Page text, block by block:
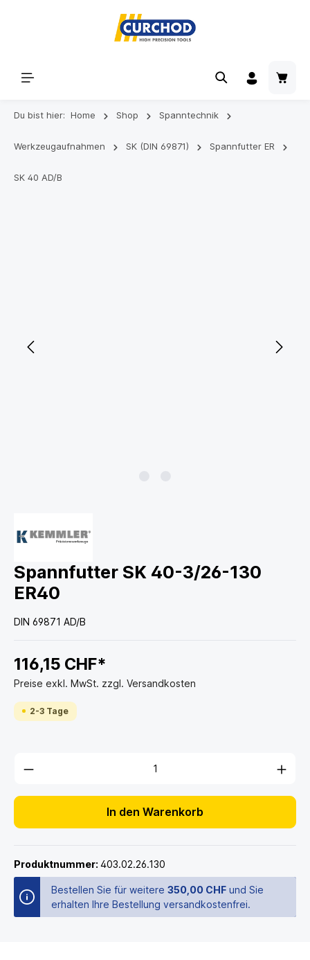
Du bist hier: Home Shop Spanntechnik
Werkzeugaufnahmen SK (DIN 69871) Spannfutter ER
SK 40 AD/B
Spannfutter SK 40-3/26-130
ER40
DIN 69871 AD/B
116,15 CHF*
Preise exkl. MwSt. zzgl. Versandkosten
2-3 Tage
In den Warenkorb
Produktnummer: 403.02.26.130
Bestellen Sie für weitere 350,00 CHF und Sie
erhalten Ihre Bestellung versandkostenfrei.